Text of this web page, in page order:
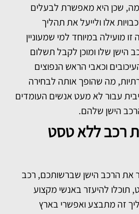
שכן היא מאפשרת לבעלים
אלו ולייעל את תהליך
מועילה במיוחד למי שמעוניין
הישן שלו ומוכן לקבל תשלום
וכאבי הראש הנפוצים
מה שהופך אותה לבחירה
עבור לא מעט אנשים העומדים
הישן שלהם.
רכב ללא טסט
הרכב הישן שברשותכם, רכב
תוכלו להיעזר באנשי מקצוע
זה מתבצע ואפשרי בארץ